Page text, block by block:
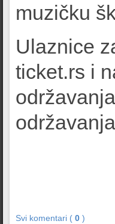
muzičku
Ulaznice
ticket.rs i
Svi komentari ( 0 )